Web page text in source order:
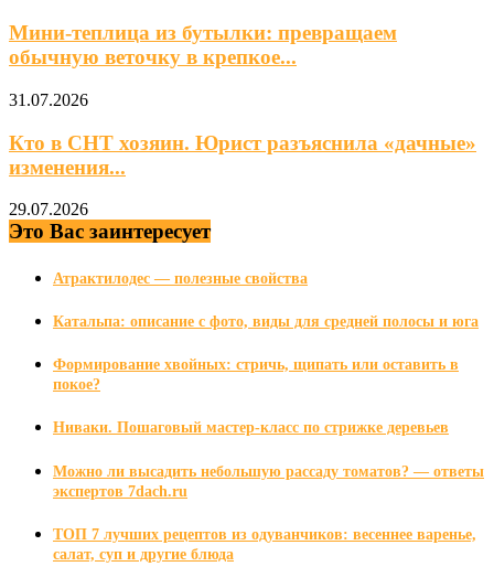
Мини‑теплица из бутылки: превращаем
обычную веточку в крепкое...
31.07.2026
Кто в СНТ хозяин. Юрист разъяснила «дачные»
изменения...
29.07.2026
Это Вас заинтересует
Атрактилодес — полезные свойства
Катальпа: описание с фото, виды для средней полосы и юга
Формирование хвойных: стричь, щипать или оставить в
покое?
Ниваки. Пошаговый мастер-класс по стрижке деревьев
Можно ли высадить небольшую рассаду томатов? — ответы
экспертов 7dach.ru
ТОП 7 лучших рецептов из одуванчиков: весеннее варенье,
салат, суп и другие блюда